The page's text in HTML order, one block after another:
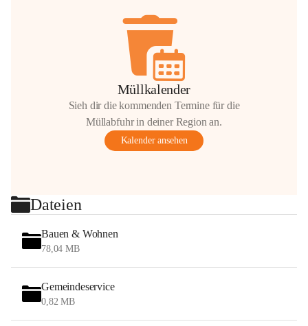
Müllkalender
Sieh dir die kommenden Termine für die
Müllabfuhr in deiner Region an.
Kalender ansehen
Dateien
Bauen & Wohnen
78,04 MB
Gemeindeservice
0,82 MB